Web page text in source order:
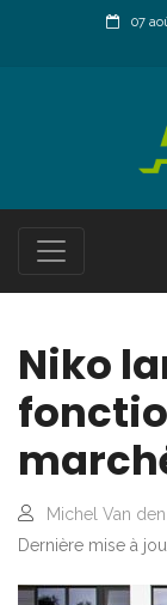
07
Niko
Michel Van
Dernière mise à